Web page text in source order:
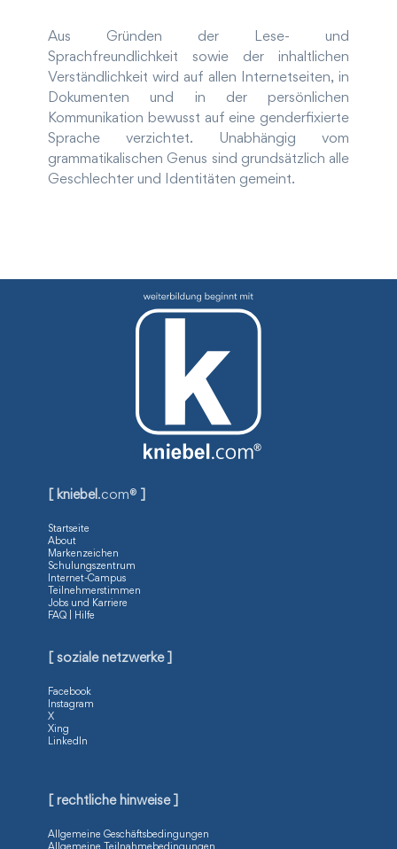
Aus Gründen der Lese- und
Sprachfreundlichkeit sowie der inhaltlichen
Verständlichkeit wird auf allen Internetseiten, in
Dokumenten und in der persönlichen
Kommunikation bewusst auf eine genderfixierte
Sprache verzichtet. Unabhängig vom
grammatikalischen Genus sind grundsätzlich alle
Geschlechter und Identitäten gemeint.
[ kniebel .com®
Startseite
About
Markenzeichen
Schulungszentrum
Internet-Campus
Teilnehmerstimmen
Jobs und Karriere
FAQ | Hilfe
[ soziale netzwerke ]
Facebook
Instagram
X
Xing
LinkedIn
[ rechtliche hinweise ]
Allgemeine Geschäftsbedingungen